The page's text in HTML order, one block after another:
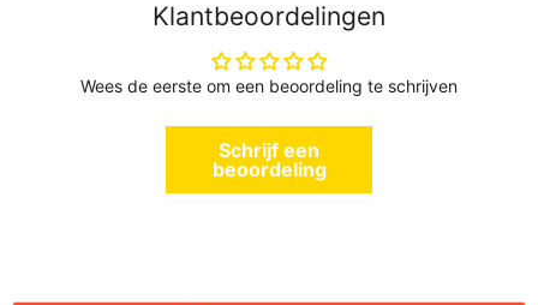
Klantbeoordelingen
Wees de eerste om een beoordeling te schrijven
Schrijf een
beoordeling